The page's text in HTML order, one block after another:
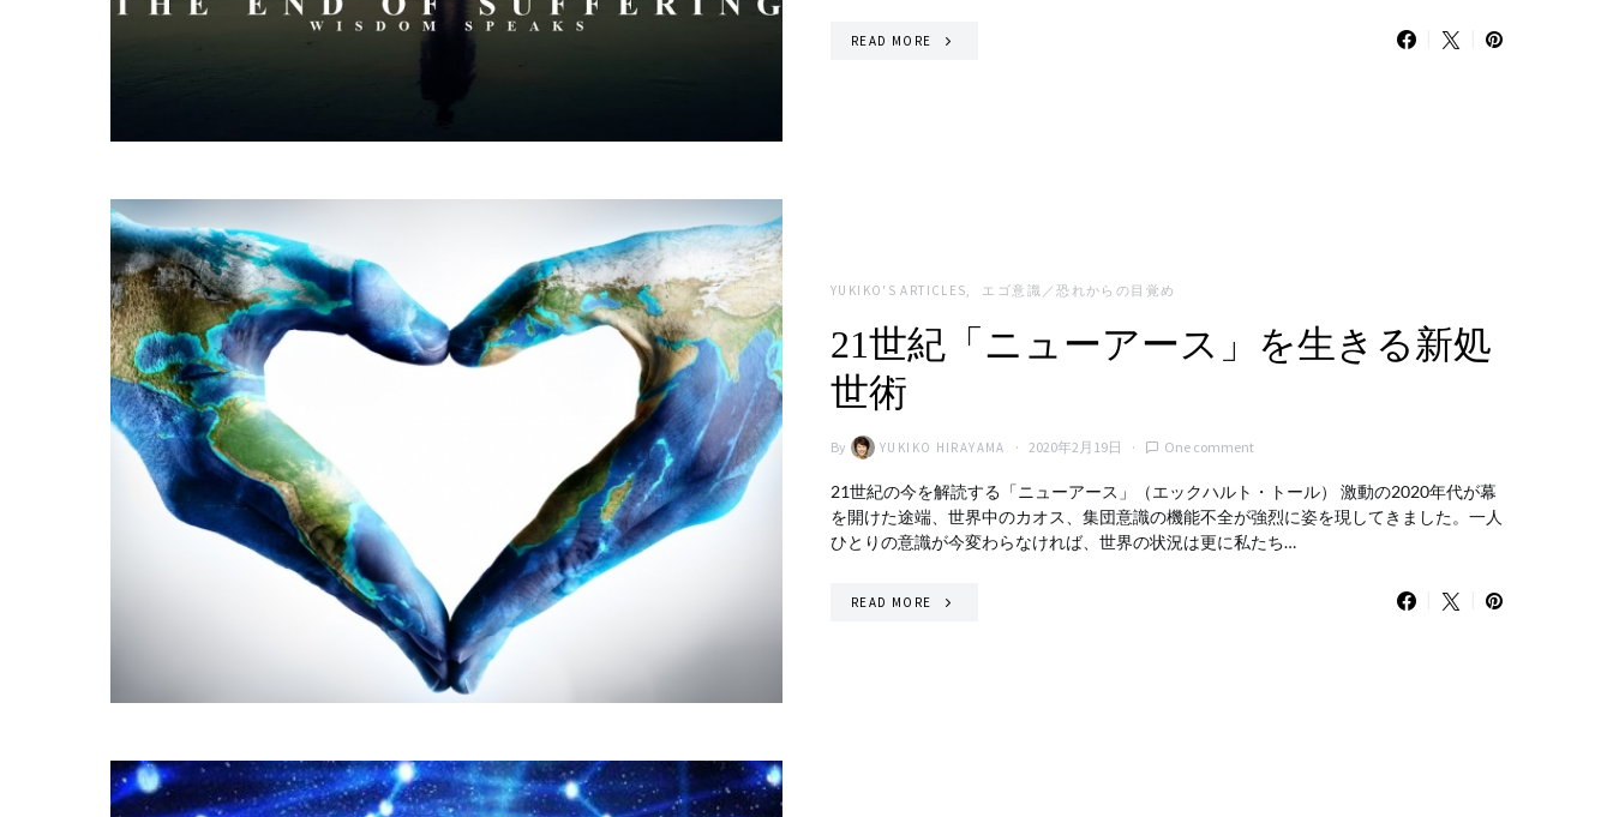
READ MORE
YUKIKO'S ARTICLES エゴ意識／恐れからの目覚め
21世紀「ニューアース」を生きる新処
世術
By YUKIKO HIRAYAMA 2020年2月19日 One comment
21世紀の今を解読する「ニューアース」（エックハルト・トール） 激動の2020年代が幕
を開けた途端、世界中のカオス、集団意識の機能不全が強烈に姿を現してきました。一人
ひとりの意識が今変わらなければ、世界の状況は更に私たち…
READ MORE